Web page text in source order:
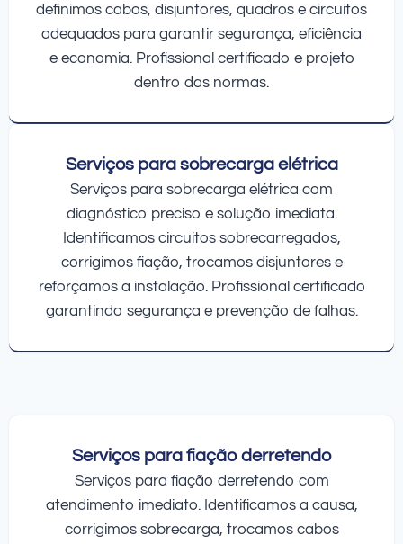
definimos cabos, disjuntores, quadros e circuitos
adequados para garantir segurança, eficiência
e economia. Profissional certificado e projeto
dentro das normas.
Serviços para sobrecarga elétrica
Serviços para sobrecarga elétrica com
diagnóstico preciso e solução imediata.
Identificamos circuitos sobrecarregados,
corrigimos fiação, trocamos disjuntores e
reforçamos a instalação. Profissional certificado
garantindo segurança e prevenção de falhas.
Serviços para fiação derretendo
Serviços para fiação derretendo com
atendimento imediato. Identificamos a causa,
corrigimos sobrecarga, trocamos cabos